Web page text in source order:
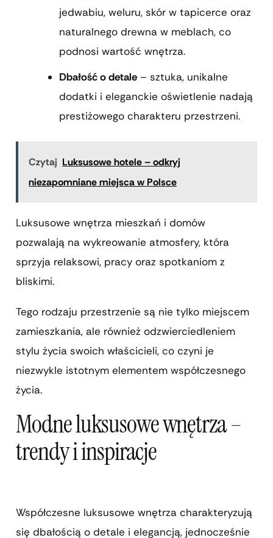
jedwabiu, weluru, skór w tapicerce oraz
naturalnego drewna w meblach, co
podnosi wartość wnętrza.
Dbałość o detale – sztuka, unikalne
dodatki i eleganckie oświetlenie nadają
prestiżowego charakteru przestrzeni.
Czytaj Luksusowe hotele – odkryj
niezapomniane miejsca w Polsce
Luksusowe wnętrza mieszkań i domów
pozwalają na wykreowanie atmosfery, która
sprzyja relaksowi, pracy oraz spotkaniom z
bliskimi.
Tego rodzaju przestrzenie są nie tylko miejscem
zamieszkania, ale również odzwierciedleniem
stylu życia swoich właścicieli, co czyni je
niezwykle istotnym elementem współczesnego
życia.
Modne luksusowe wnętrza –
trendy i inspiracje
Współczesne luksusowe wnętrza charakteryzują
się dbałością o detale i elegancją, jednocześnie